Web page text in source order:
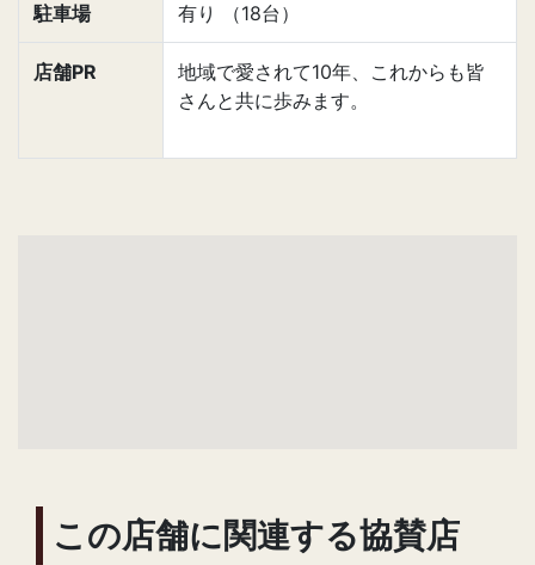
駐車場 有り （18台）
店舗PR
地域で愛されて10年、これからも皆
さんと共に歩みます。
この店舗に関連する協賛店